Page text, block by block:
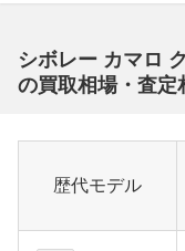
シボレー カマロ
の買取相場・査定
歴代モデル